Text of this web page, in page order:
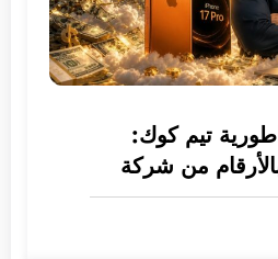
تيم كوك:
من شركة